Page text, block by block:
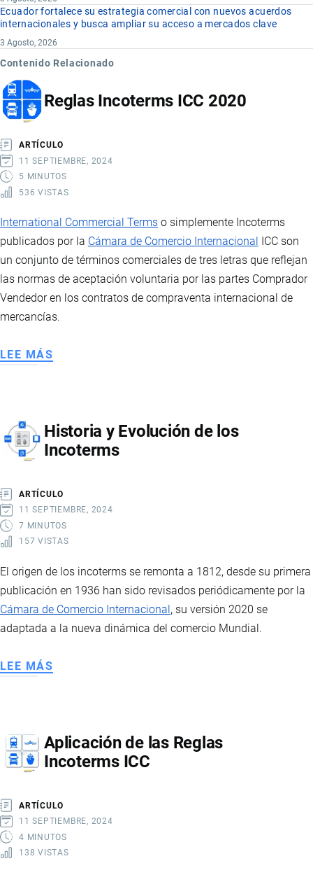
Ecuador fortalece su estrategia comercial con nuevos acuerdos
internacionales y busca ampliar su acceso a mercados clave
3 Agosto, 2026
Contenido Relacionado
Reglas Incoterms ICC 2020
ARTÍCULO
11 SEPTIEMBRE, 2024
5 MINUTOS
536 VISTAS
International Commercial Terms o simplemente Incoterms
publicados por la Cámara de Comercio Internacional ICC son
un conjunto de términos comerciales de tres letras que reflejan
las normas de aceptación voluntaria por las partes Comprador
Vendedor en los contratos de compraventa internacional de
mercancías.
LEE MÁS
2020
Historia y Evolución de los
Incoterms
ARTÍCULO
11 SEPTIEMBRE, 2024
7 MINUTOS
157 VISTAS
El origen de los incoterms se remonta a 1812, desde su primera
publicación en 1936 han sido revisados periódicamente por la
Cámara de Comercio Internacional, su versión 2020 se
adaptada a la nueva dinámica del comercio Mundial.
LEE MÁS
DE
LOS
Aplicación de las Reglas
Incoterms ICC
ARTÍCULO
11 SEPTIEMBRE, 2024
4 MINUTOS
138 VISTAS